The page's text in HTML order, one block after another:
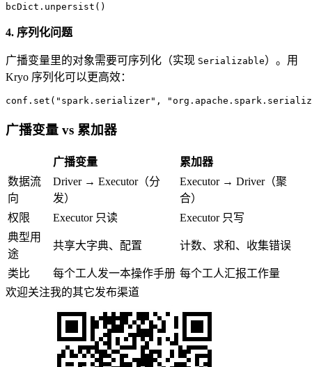
bcDict.unpersist()
4. 序列化问题
广播变量里的对象需要可序列化（实现 Serializable）。用
Kryo 序列化可以更高效：
conf.set( "spark.serializer" ,
广播变量 vs 累加器
广播变量
累加器
数据流
向
Driver → Executor（分
发）
Executor → Driver（聚
合）
权限
Executor 只读
Executor 只写
典型用
途
共享大字典、配置 计数、求和、收集错误
类比 每个工人发一本操作手册 每个工人汇报工作量
欢迎关注我的其它发布渠道